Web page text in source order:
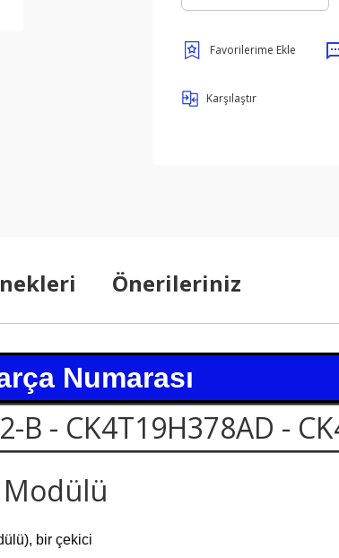
Karşılaştır
Önerileriniz
Numarası
B - CK4T19H378AD -
bir çekici